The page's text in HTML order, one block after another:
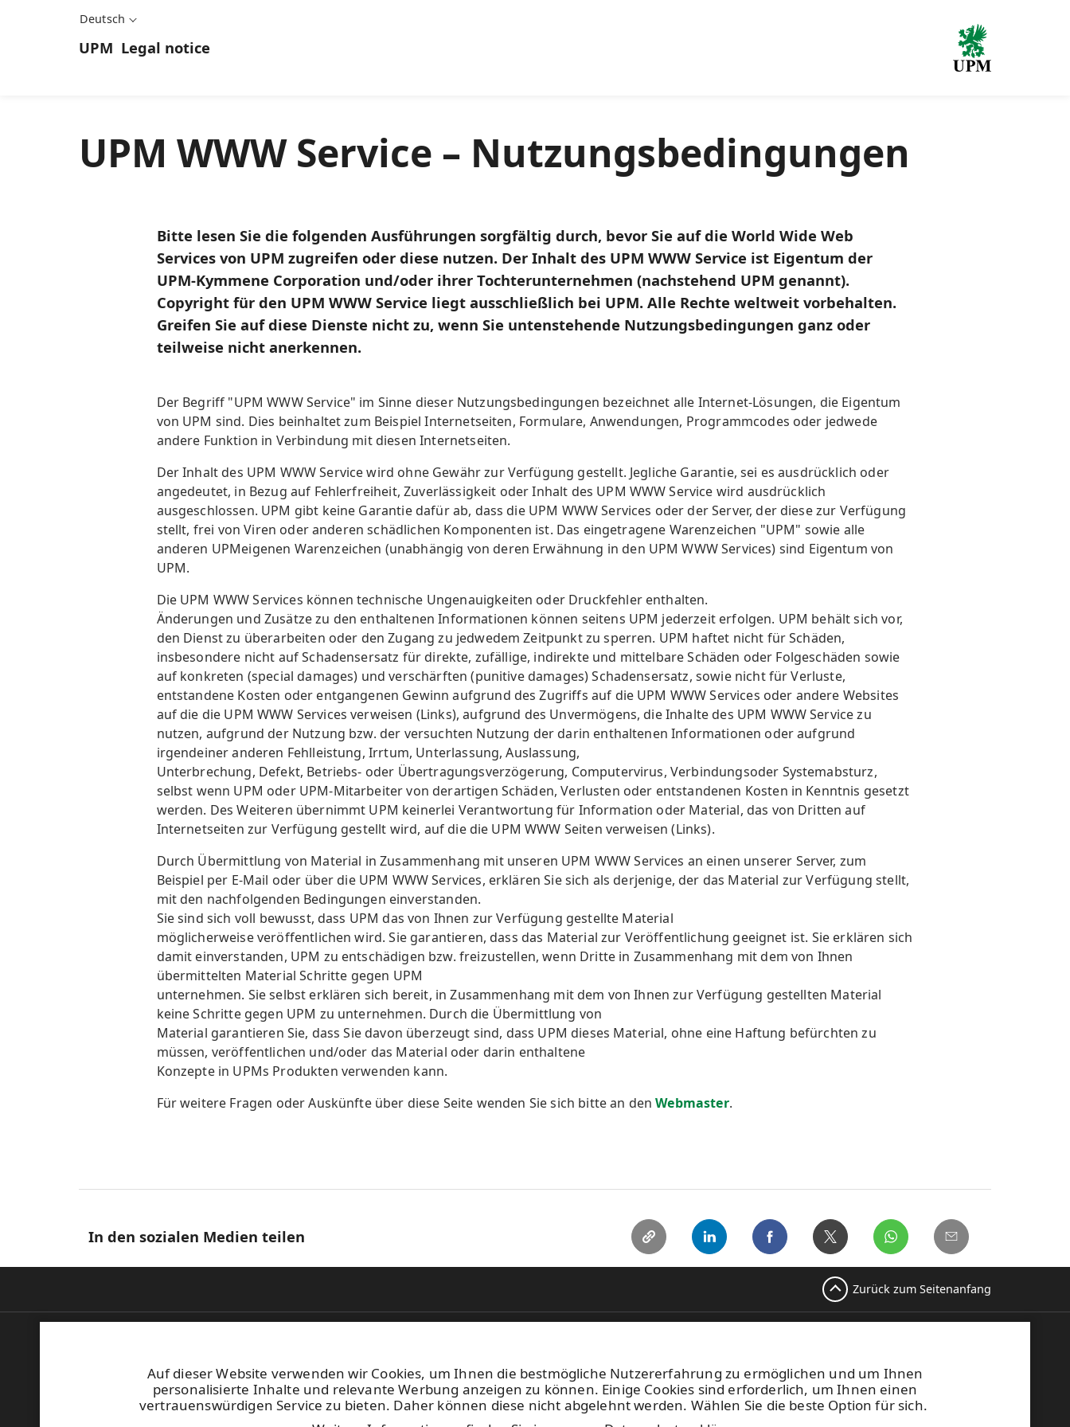
Deutsch
UPM Legal notice
UPM WWW Service – Nutzungsbedingungen
Bitte lesen Sie die folgenden Ausführungen sorgfältig durch, bevor Sie auf die World Wide Web
Services von UPM zugreifen oder diese nutzen. Der Inhalt des UPM WWW Service ist Eigentum der
UPM-Kymmene Corporation und/oder ihrer Tochterunternehmen (nachstehend UPM genannt).
Copyright für den UPM WWW Service liegt ausschließlich bei UPM. Alle Rechte weltweit vorbehalten.
Greifen Sie auf diese Dienste nicht zu, wenn Sie untenstehende Nutzungsbedingungen ganz oder
teilweise nicht anerkennen.
Der Begriff "UPM WWW Service" im Sinne dieser Nutzungsbedingungen bezeichnet alle Internet-Lösungen, die Eigentum
von UPM sind. Dies beinhaltet zum Beispiel Internetseiten, Formulare, Anwendungen, Programmcodes oder jedwede
andere Funktion in Verbindung mit diesen Internetseiten.
Der Inhalt des UPM WWW Service wird ohne Gewähr zur Verfügung gestellt. Jegliche Garantie, sei es ausdrücklich oder
angedeutet, in Bezug auf Fehlerfreiheit, Zuverlässigkeit oder Inhalt des UPM WWW Service wird ausdrücklich
ausgeschlossen. UPM gibt keine Garantie dafür ab, dass die UPM WWW Services oder der Server, der diese zur Verfügung
stellt, frei von Viren oder anderen schädlichen Komponenten ist. Das eingetragene Warenzeichen "UPM" sowie alle
anderen UPMeigenen Warenzeichen (unabhängig von deren Erwähnung in den UPM WWW Services) sind Eigentum von
UPM.
Die UPM WWW Services können technische Ungenauigkeiten oder Druckfehler enthalten.
Änderungen und Zusätze zu den enthaltenen Informationen können seitens UPM jederzeit erfolgen. UPM behält sich vor,
den Dienst zu überarbeiten oder den Zugang zu jedwedem Zeitpunkt zu sperren. UPM haftet nicht für Schäden,
insbesondere nicht auf Schadensersatz für direkte, zufällige, indirekte und mittelbare Schäden oder Folgeschäden sowie
auf konkreten (special damages) und verschärften (punitive damages) Schadensersatz, sowie nicht für Verluste,
entstandene Kosten oder entgangenen Gewinn aufgrund des Zugriffs auf die UPM WWW Services oder andere Websites
auf die die UPM WWW Services verweisen (Links), aufgrund des Unvermögens, die Inhalte des UPM WWW Service zu
nutzen, aufgrund der Nutzung bzw. der versuchten Nutzung der darin enthaltenen Informationen oder aufgrund
irgendeiner anderen Fehlleistung, Irrtum, Unterlassung, Auslassung,
Unterbrechung, Defekt, Betriebs- oder Übertragungsverzögerung, Computervirus, Verbindungsoder Systemabsturz,
selbst wenn UPM oder UPM-Mitarbeiter von derartigen Schäden, Verlusten oder entstandenen Kosten in Kenntnis gesetzt
werden. Des Weiteren übernimmt UPM keinerlei Verantwortung für Information oder Material, das von Dritten auf
Internetseiten zur Verfügung gestellt wird, auf die die UPM WWW Seiten verweisen (Links).
Durch Übermittlung von Material in Zusammenhang mit unseren UPM WWW Services an einen unserer Server, zum
Beispiel per E-Mail oder über die UPM WWW Services, erklären Sie sich als derjenige, der das Material zur Verfügung stellt,
mit den nachfolgenden Bedingungen einverstanden.
Sie sind sich voll bewusst, dass UPM das von Ihnen zur Verfügung gestellte Material
möglicherweise veröffentlichen wird. Sie garantieren, dass das Material zur Veröffentlichung geeignet ist. Sie erklären sich
damit einverstanden, UPM zu entschädigen bzw. freizustellen, wenn Dritte in Zusammenhang mit dem von Ihnen
übermittelten Material Schritte gegen UPM
unternehmen. Sie selbst erklären sich bereit, in Zusammenhang mit dem von Ihnen zur Verfügung gestellten Material
keine Schritte gegen UPM zu unternehmen. Durch die Übermittlung von
Material garantieren Sie, dass Sie davon überzeugt sind, dass UPM dieses Material, ohne eine Haftung befürchten zu
müssen, veröffentlichen und/oder das Material oder darin enthaltene
Konzepte in UPMs Produkten verwenden kann.
Für weitere Fragen oder Auskünfte über diese Seite wenden Sie sich bitte an denWebmaster.
In den sozialen Medien teilen
Auf dieser Website verwenden wir Cookies, um Ihnen die bestmögliche Nutzererfahrung zu ermöglichen und um Ihnen
personalisierte Inhalte und relevante Werbung anzeigen zu können. Einige Cookies sind erforderlich, um Ihnen einen
vertrauenswürdigen Service zu bieten. Daher können diese nicht abgelehnt werden. Wählen Sie die beste Option für sich.
Zurück zum Seitenanfang
Wo wir tätig sind
Hinweisgeber
UPM Verhaltenskodex
Abonnieren von Veröffentlichungen
Diese Website ist durch reCAPTCHA geschützt und es
gelten dieDatenschutzbestimmungenund
Nutzungsbedingungen von Google.